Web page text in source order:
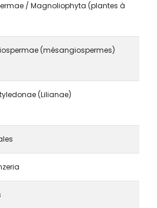
/ Magnoliophyta (plantes à
(mésangiospermes)
(Lilianae)